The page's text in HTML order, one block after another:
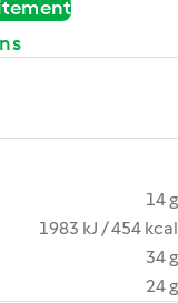
14 g
1983 kJ / 454 kcal
34 g
24 g